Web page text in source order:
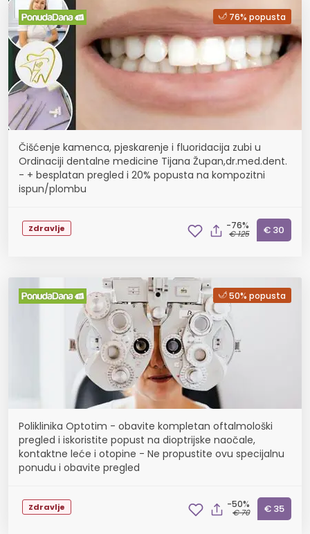
76% popusta
Čišćenje kamenca, pjeskarenje i fluoridacija zubi u
Ordinaciji dentalne medicine Tijana Župan,dr.med.dent.
- + besplatan pregled i 20% popusta na kompozitni
ispun/plombu
Zdravlje -76%
€ 125 € 30
50% popusta
Poliklinika Optotim - obavite kompletan oftalmološki
pregled i iskoristite popust na dioptrijske naočale,
kontaktne leće i otopine - Ne propustite ovu specijalnu
ponudu i obavite pregled
Zdravlje -50%
€ 70 € 35